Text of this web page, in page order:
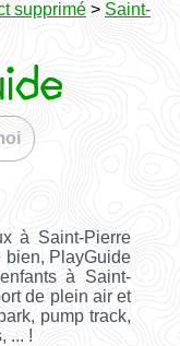
supprimé > Saint-
à Saint-Pierre
bien, PlayGuide
à Saint-
de plein air et
pump track,
... !